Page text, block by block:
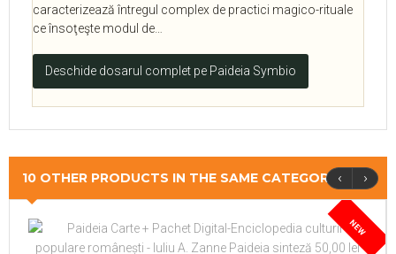
caracterizează întregul complex de practici magico-rituale
ce însoţeşte modul de…
Deschide dosarul complet pe Paideia Symbio
10 OTHER PRODUCTS IN THE SAME CATEGORY ‹ ›
NEW